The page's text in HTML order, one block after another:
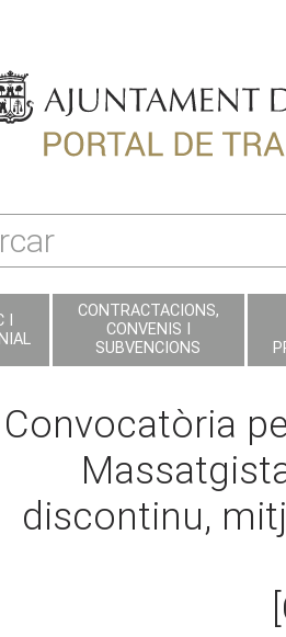
CONTRACTACIONS,
CONVENIS I
SUBVENCIONS
Convocatòria
discontinu,